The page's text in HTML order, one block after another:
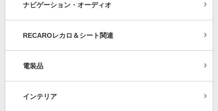
ナビゲーション・オーディオ
RECAROレカロ＆シート関連
電装品
インテリア